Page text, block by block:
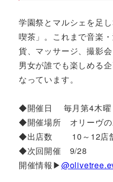
学園祭とマルシェを足
喫茶」。これまで音楽
貨、マッサージ、撮影
男女が誰でも楽しめる
なっています。
◆開催日 毎月第4木
◆開催場所 オリーヴの
◆出店数 10～12店舗
◆次回開催 9/28
開催情報▶